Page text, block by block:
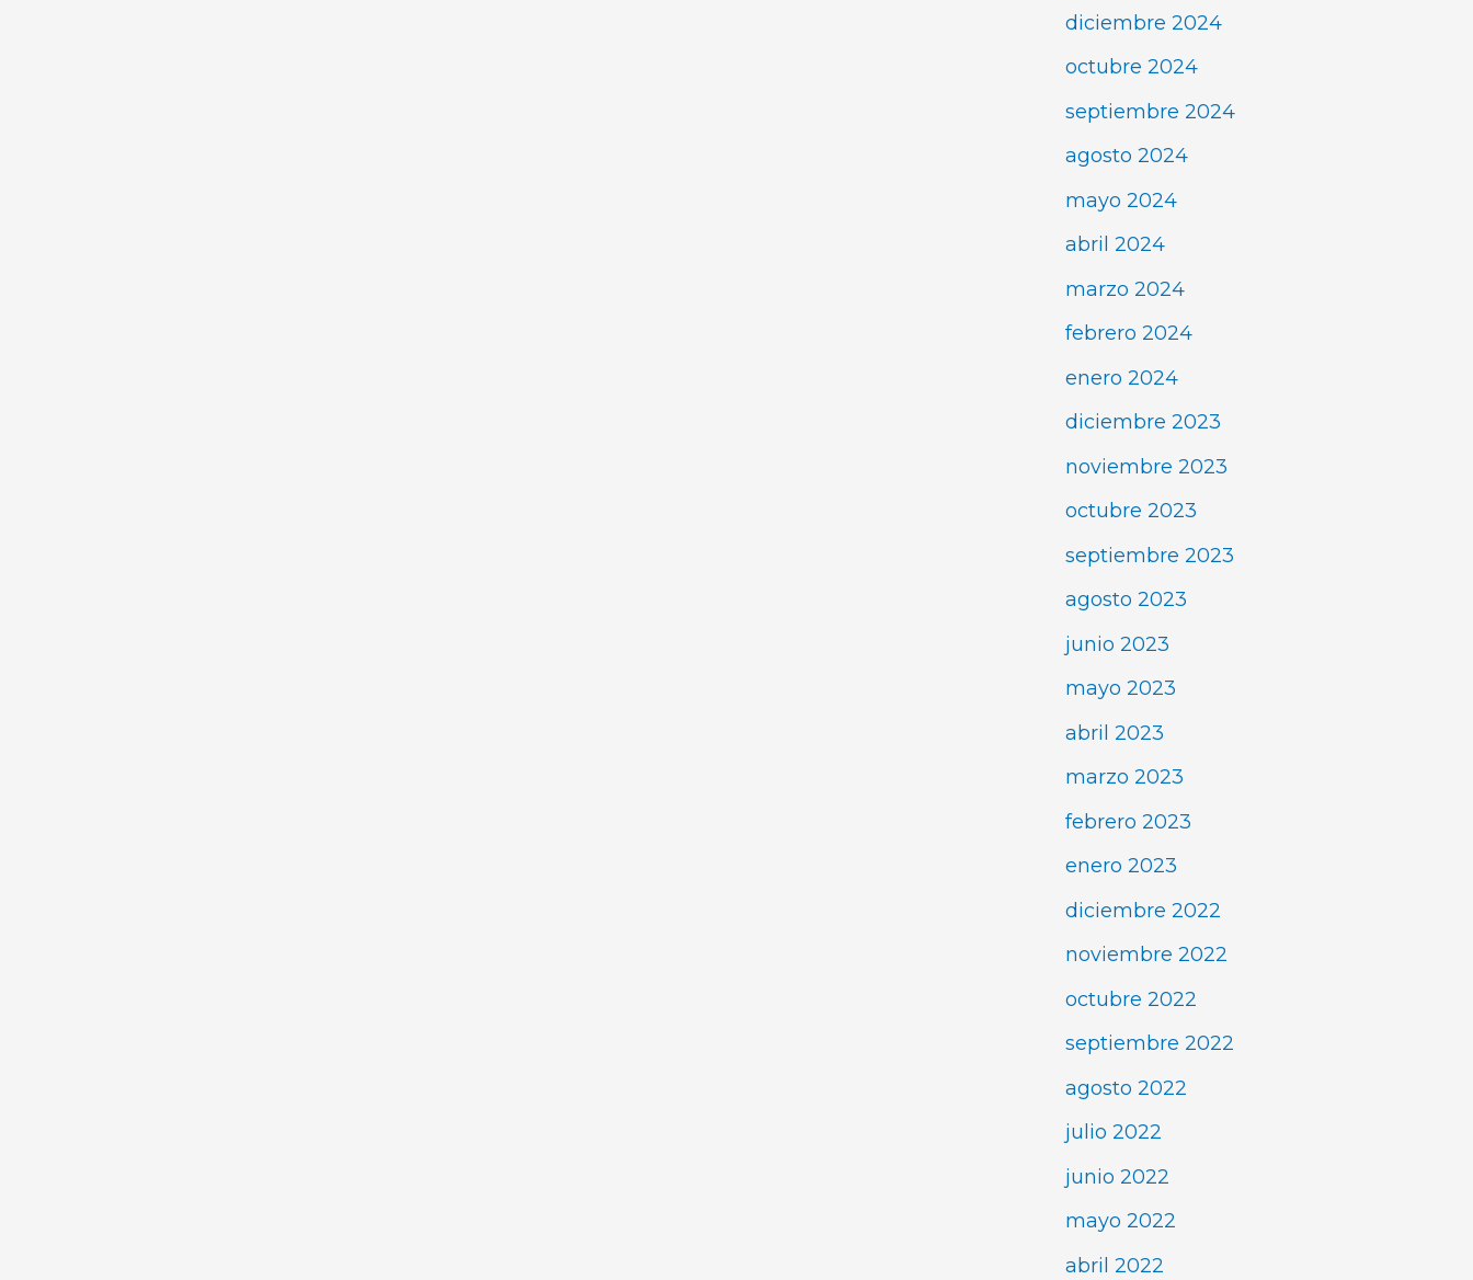
diciembre 2024
octubre 2024
septiembre 2024
agosto 2024
mayo 2024
abril 2024
marzo 2024
febrero 2024
enero 2024
diciembre 2023
noviembre 2023
octubre 2023
septiembre 2023
agosto 2023
junio 2023
mayo 2023
abril 2023
marzo 2023
febrero 2023
enero 2023
diciembre 2022
noviembre 2022
octubre 2022
septiembre 2022
agosto 2022
julio 2022
junio 2022
mayo 2022
abril 2022